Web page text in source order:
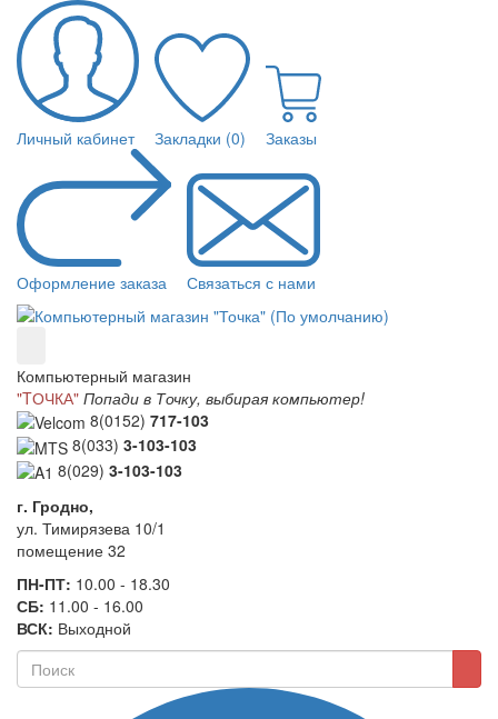
Личный кабинет Закладки (0) Заказы
Оформление заказа Связаться с нами
Компьютерный магазин
"TОЧКА" Попади в Точку, выбирая компьютер!
8(0152) 717-103
8(033) 3-103-103
8(029) 3-103-103
г. Гродно,
ул. Тимирязева 10/1
помещение 32
ПН-ПТ: 10.00 - 18.30
СБ: 11.00 - 16.00
ВСК: Выходной